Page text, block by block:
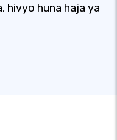
hivyo huna haja ya